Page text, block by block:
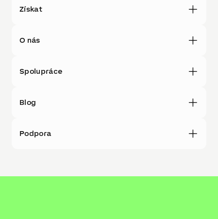
Získat
O nás
Spolupráce
Blog
Podpora